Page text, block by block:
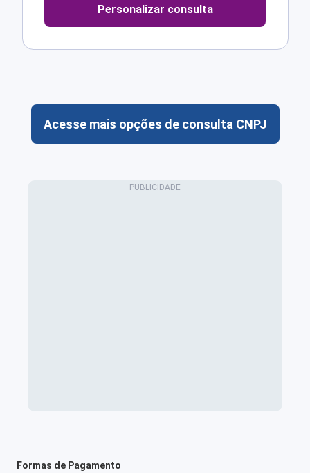
Personalizar consulta
Acesse mais opções de consulta CNPJ
Formas de Pagamento